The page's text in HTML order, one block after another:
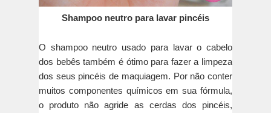
Shampoo neutro para lavar pincéis
O shampoo neutro usado para lavar o cabelo
dos bebês também é ótimo para fazer a limpeza
dos seus pincéis de maquiagem. Por não conter
muitos componentes químicos em sua fórmula,
o produto não agride as cerdas dos pincéis,